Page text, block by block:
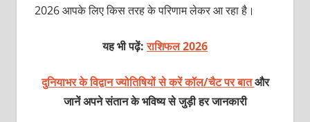
2026 आपके लिए किस तरह के परिणाम लेकर आ रहा है।
यह भी पढ़ें:राशिफल 2026
दुनियाभर के विद्वान ज्योतिषियों से करें कॉल/चैट पर बातऔर
जानें अपने संतान के भविष्य से जुड़ी हर जानकारी